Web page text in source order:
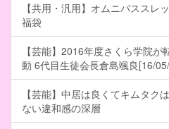
【共用・汎用】オムニバススレ
福袋
【芸能】2016年度さくら学院
動 6代目生徒会長倉島颯良[16/
【芸能】中居は良くてキムタク
ない違和感の深層